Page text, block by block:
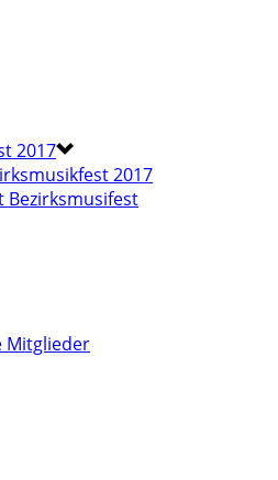
2017
2017
Bezirksmusifest
Mitglieder